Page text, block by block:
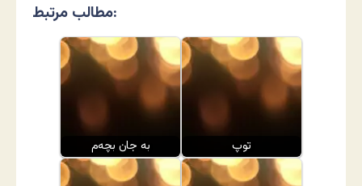
مطالب مرتبط:
به جان بچه‌م توپ